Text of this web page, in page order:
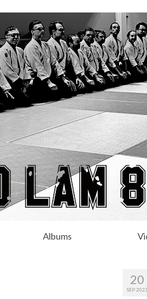
Albums
20
SEP 2023